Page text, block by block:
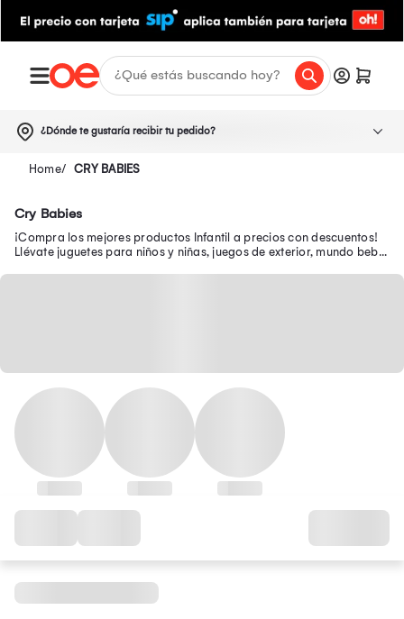
¿Dónde te gustaría recibir tu pedido?
CRY BABIES
Cry Babies
¡Compra los mejores productos Infantil a precios con descuentos!
Llévate juguetes para niños y niñas, juegos de exterior, mundo bebé,